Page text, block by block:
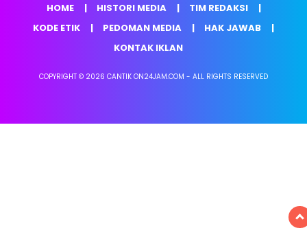
HOME HISTORI MEDIA
TIM REDAKSI
KODE ETIK
PEDOMAN MEDIA
HAK JAWAB
KONTAK IKLAN
COPYRIGHT © 2026 CANTIK ON24JAM.COM - ALL RIGHTS RESERVED